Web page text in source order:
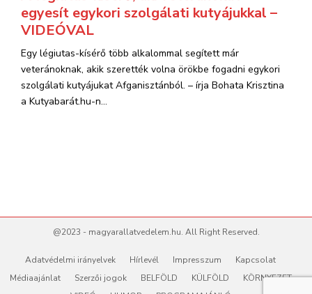
egyesít egykori szolgálati kutyájukkal –
VIDEÓVAL
Egy légiutas-kísérő több alkalommal segített már
veteránoknak, akik szerették volna örökbe fogadni egykori
szolgálati kutyájukat Afganisztánból. – írja Bohata Krisztina
a Kutyabarát.hu-n...
@2023 - magyarallatvedelem.hu. All Right Reserved.
Adatvédelmi irányelvek Hírlevél Impresszum
Kapcsolat
Médiaajánlat
Szerzői jogok BELFÖLD KÜLFÖLD
KÖRNYEZET